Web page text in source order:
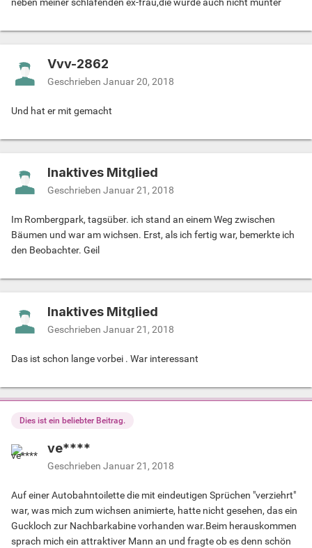
Vvv-2862
Geschrieben Januar 20, 2018
Und hat er mit gemacht
Inaktives Mitglied
Geschrieben Januar 21, 2018
Im Rombergpark, tagsüber. ich stand an einem Weg zwischen
Bäumen und war am wichsen. Erst, als ich fertig war, bemerkte ich
den Beobachter. Geil
Inaktives Mitglied
Geschrieben Januar 21, 2018
Das ist schon lange vorbei . War interessant
Dies ist ein beliebter Beitrag.
ve****
Geschrieben Januar 21, 2018
Auf einer Autobahntoilette die mit eindeutigen Sprüchen "verziehrt"
war, was mich zum wichsen animierte, hatte nicht gesehen, das ein
Guckloch zur Nachbarkabine vorhanden war.Beim herauskommen
sprach mich ein attraktiver Mann an und fragte ob es denn schön